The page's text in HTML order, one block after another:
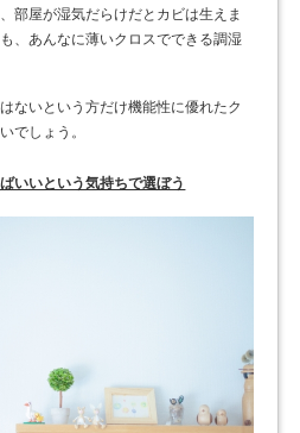
部屋が湿気だらけだとカビは生えま
、あんなに薄いクロスでできる調湿
ないという方だけ機能性に優れたク
でしょう。
いという気持ちで選ぼう